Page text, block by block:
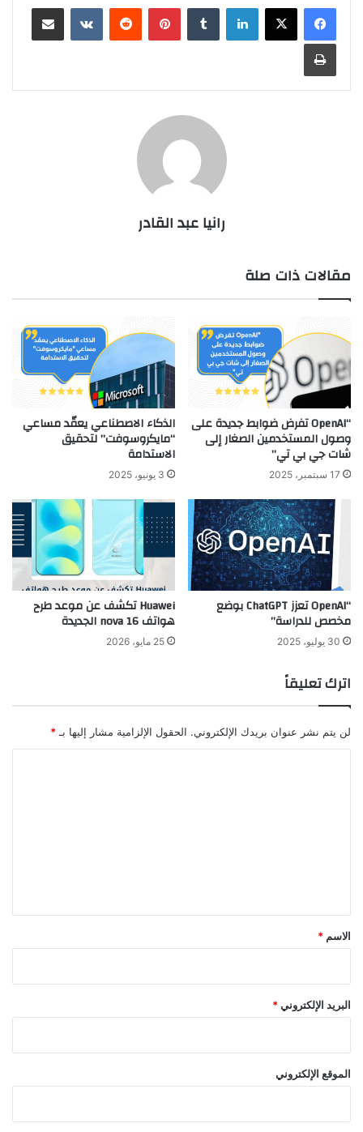
لينكدإن بينتيريست مشاركة عبر البريد
طباعة
رانيا عبد القادر
مقالات ذات صلة
“OpenAI تفرض ضوابط جديدة على
وصول المستخدمين الصغار إلى
شات جي بي تي”
17 سبتمبر، 2025
الذكاء الاصطناعي يعقّد مساعي
“مايكروسوفت” لتحقيق
الاستدامة
3 يونيو، 2025
“OpenAI تعزز ChatGPT بوضع
مخصص للدراسة”
30 يوليو، 2025
Huawei تكشف عن موعد طرح
هواتف nova 16 الجديدة
25 مايو، 2026
اترك تعليقاً
لن يتم نشر عنوان بريدك الإلكتروني. الحقول الإلزامية مشار إليها بـ *
*
الاسم *
البريد الإلكتروني *
الموقع الإلكتروني